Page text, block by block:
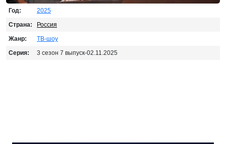
Год:
2025
Страна:
Россия
Жанр:
ТВ-шоу
Серия:
3 сезон 7 выпуск-02.11.2025